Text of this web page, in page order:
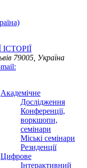
79005, Україна
Академічне
Дослідження
Конференції,
воркшопи,
семінари
Міські семінари
Резиденції
Цифрове
Інтерактивний